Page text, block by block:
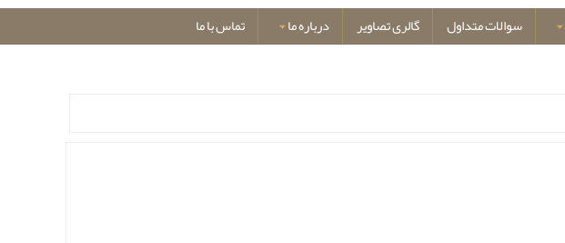
سوالات متداول گالری تصاویر درباره ما تماس با ما